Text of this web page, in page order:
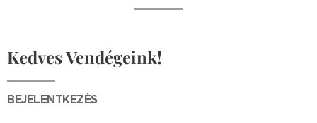
Kedves Vendégeink!
BEJELENTKEZÉS